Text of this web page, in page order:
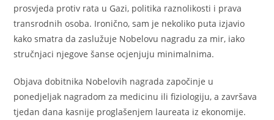
prosvjeda protiv rata u Gazi, politika raznolikosti i prava
transrodnih osoba. Ironično, sam je nekoliko puta izjavio
kako smatra da zaslužuje Nobelovu nagradu za mir, iako
stručnjaci njegove šanse ocjenjuju minimalnima.
Objava dobitnika Nobelovih nagrada započinje u
ponedjeljak nagradom za medicinu ili fiziologiju, a završava
tjedan dana kasnije proglašenjem laureata iz ekonomije.